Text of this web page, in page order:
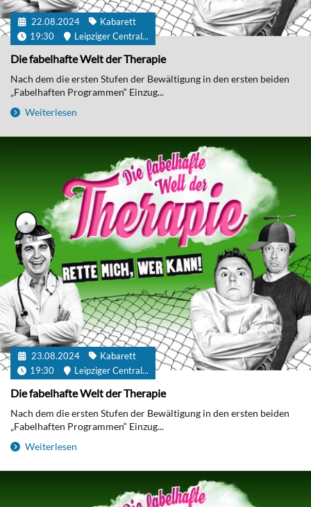
22.08.2024
Kabarett
19:30
Leipziger Central...
Die fabelhafte Welt der Therapie
Nach dem die ersten Stufen der Bewältigung in den ersten beiden
„Fabelhaften Programmen“ Einzug...
Weiterlesen
23.08.2024
Kabarett
19:30
Leipziger Central...
Die fabelhafte Welt der Therapie
Nach dem die ersten Stufen der Bewältigung in den ersten beiden
„Fabelhaften Programmen“ Einzug...
Weiterlesen